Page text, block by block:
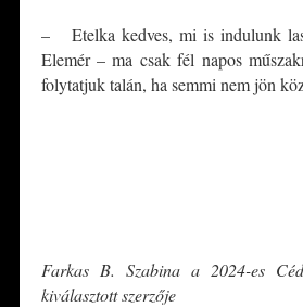
– Etelka kedves, mi is indulunk
Elemér – ma csak fél napos
folytatjuk talán, ha semmi nem jön
Farkas B. Szabina a 2024-es
kiválasztott szerzője